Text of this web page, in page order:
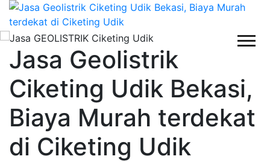
Jasa Geolistrik
Ciketing Udik Bekasi,
Biaya Murah terdekat
di Ciketing Udik